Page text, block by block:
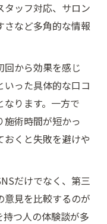
タッフ対応、サロン
さなど多角的な情報
回から効果を感じ
いった具体的な口コ
ります。一方で
施術時間が短かっ
おくと失敗を避けや
だけでなく、第三
見を比較するのが
つ人の体験談が多